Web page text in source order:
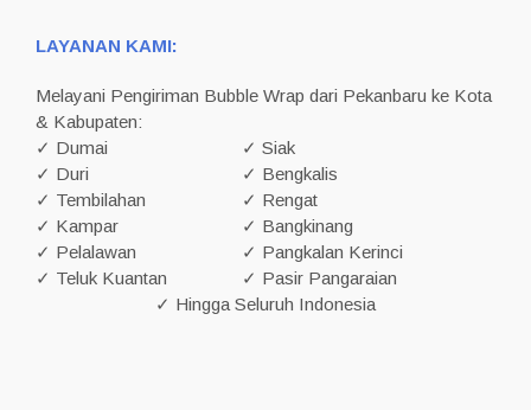
LAYANAN KAMI:
Melayani Pengiriman Bubble Wrap dari Pekanbaru ke Kota
& Kabupaten:
✓ Dumai
✓ Siak
✓ Duri
✓ Bengkalis
✓ Tembilahan
✓ Rengat
✓ Kampar
✓ Bangkinang
✓ Pelalawan
✓ Pangkalan Kerinci
✓ Teluk Kuantan
✓ Pasir Pangaraian
✓ Hingga Seluruh Indonesia